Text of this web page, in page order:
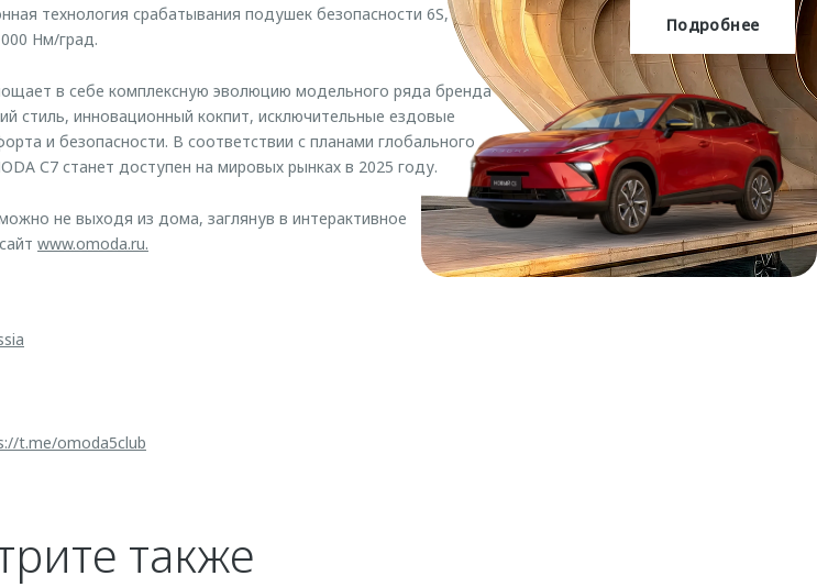
OMODA C5
Подробнее
технология срабатывания подушек безопасности 6S, а
Нм/град.
в себе комплексную эволюцию модельного ряда бренда
стиль, инновационный кокпит, исключительные ездовые
и безопасности. В соответствии с планами глобального
С7 станет доступен на мировых рынках в 2025 году.
не выходя из дома, заглянув в интерактивное
www.omoda.ru.
t.me/omoda5club
также